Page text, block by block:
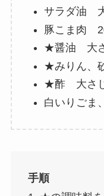
サラダ油
豚こま肉
★醤油 大
★みりん、
★酢 大さ
白いりごま
手順